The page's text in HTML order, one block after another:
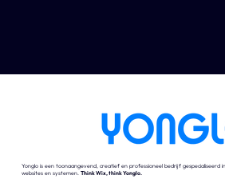
Yonglo is een toonaangevend, creatief en professioneel bedrijf gespecialiseerd
websites en systemen. Think Wix, think Yonglo.